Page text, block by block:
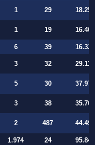
1 29
18.252
1 19 16.409
6 39
16.331
3 32
29.112
5 30
37.973
3 38
35.709
2 487 44.497
1.974 24
95.847